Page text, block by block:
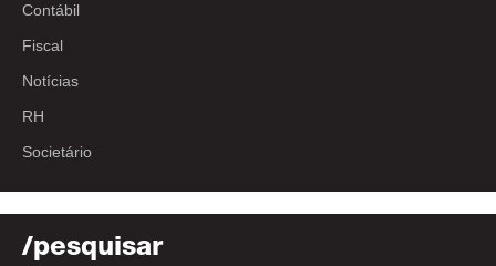
Contábil
Fiscal
Notícias
RH
Societário
/pesquisar